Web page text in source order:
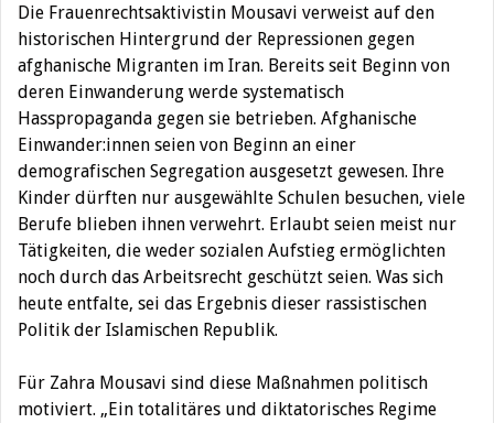
Die Frauenrechtsaktivistin Mousavi verweist auf den
historischen Hintergrund der Repressionen gegen
afghanische Migranten im Iran. Bereits seit Beginn von
deren Einwanderung werde systematisch
Hasspropaganda gegen sie betrieben. Afghanische
Einwander:innen seien von Beginn an einer
demografischen Segregation ausgesetzt gewesen. Ihre
Kinder dürften nur ausgewählte Schulen besuchen, viele
Berufe blieben ihnen verwehrt. Erlaubt seien meist nur
Tätigkeiten, die weder sozialen Aufstieg ermöglichten
noch durch das Arbeitsrecht geschützt seien. Was sich
heute entfalte, sei das Ergebnis dieser rassistischen
Politik der Islamischen Republik.
Für Zahra Mousavi sind diese Maßnahmen politisch
motiviert. „Ein totalitäres und diktatorisches Regime